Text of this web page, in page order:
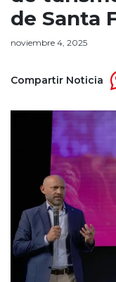
de Santa
noviembre 4, 2025
Compartir Noticia